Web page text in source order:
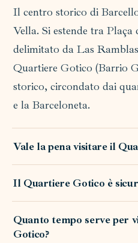
Il centro storico di
Vella. Si estende tra
delimitato da Las
Quartiere Gotico (Barrio
storico, circondato dai
e la Barceloneta.
Vale la pena visitare il
Il Quartiere Gotico è
Quanto tempo serve per
Gotico?